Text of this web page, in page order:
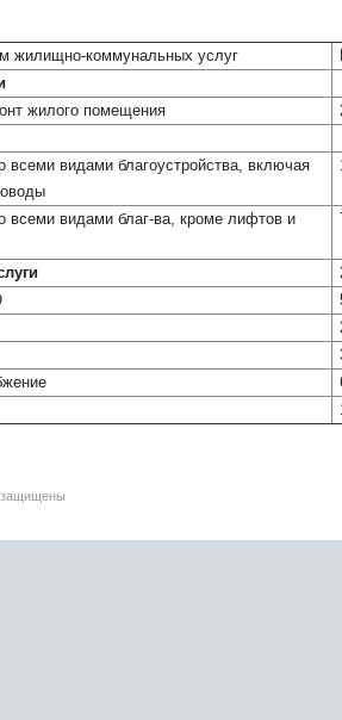
жилищно-коммунальных услуг
жилого помещения
видами благоустройства, включая
всеми видами благ-ва, кроме лифтов и
защищены